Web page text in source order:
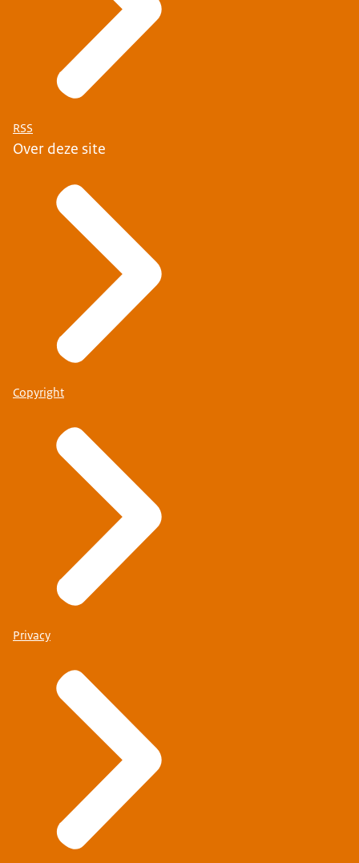
RSS
Over deze site
Copyright
Privacy